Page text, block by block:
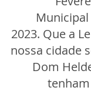
2023. Que a
nossa cidade
Dom